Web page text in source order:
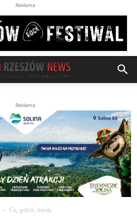
Reklama
Reklama
Co, gdzie, kiedy